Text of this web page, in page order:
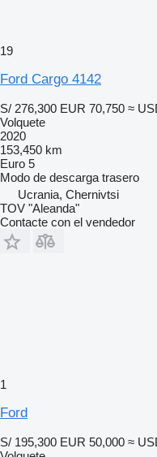
19
Ford Cargo 4142
S/ 276,300 EUR 70,750 ≈
Volquete
2020
153,450 km
Euro 5
Modo de descarga trasero
Ucrania, Chernivtsi
TOV "Aleanda"
Contacte con el vendedor
1
Ford
S/ 195,300 EUR 50,000 ≈